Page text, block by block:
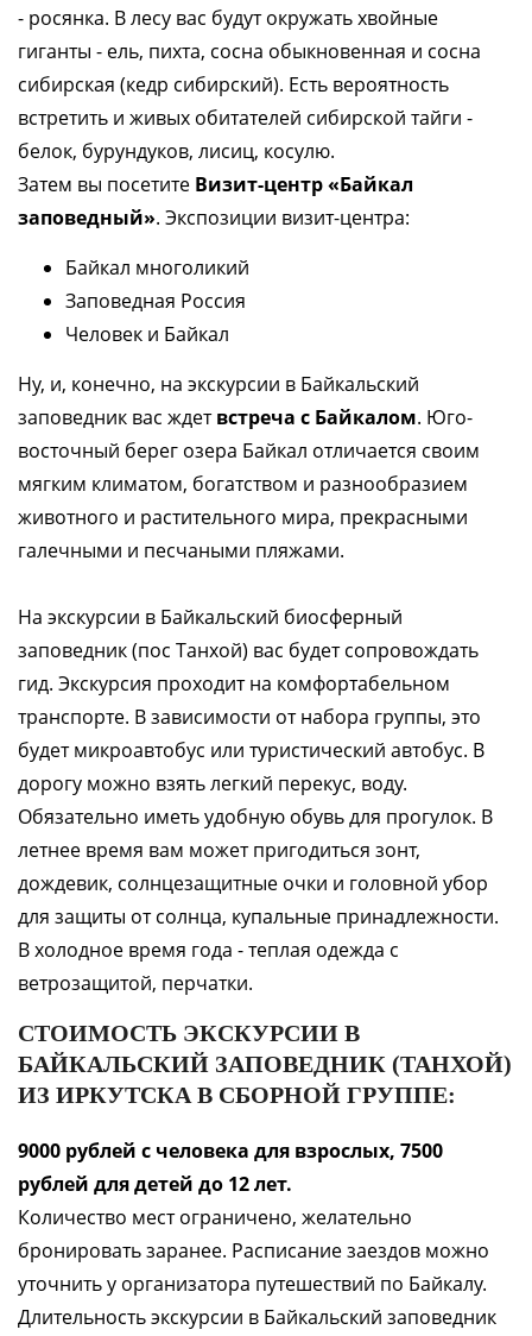
- росянка. В лесу вас будут окружать хвойные
гиганты - ель, пихта, сосна обыкновенная и сосна
сибирская (кедр сибирский). Есть вероятность
встретить и живых обитателей сибирской тайги -
белок, бурундуков, лисиц, косулю.
Затем вы посетите Визит-центр «Байкал
заповедный». Экспозиции визит-центра:
Байкал многоликий
Заповедная Россия
Человек и Байкал
Ну, и, конечно, на экскурсии в Байкальский
заповедник вас ждетвстреча с Байкалом. Юго-
восточный берег озера Байкал отличается своим
мягким климатом, богатством и разнообразием
животного и растительного мира, прекрасными
галечными и песчаными пляжами.
На экскурсии в Байкальский биосферный
заповедник (пос Танхой) вас будет сопровождать
гид. Экскурсия проходит на комфортабельном
транспорте. В зависимости от набора группы, это
будет микроавтобус или туристический автобус. В
дорогу можно взять легкий перекус, воду.
Обязательно иметь удобную обувь для прогулок. В
летнее время вам может пригодиться зонт,
дождевик, солнцезащитные очки и головной убор
для защиты от солнца, купальные принадлежности.
В холодное время года - теплая одежда с
ветрозащитой, перчатки.
СТОИМОСТЬ ЭКСКУРСИИ В
БАЙКАЛЬСКИЙ ЗАПОВЕДНИК (ТАНХОЙ)
ИЗ ИРКУТСКА В СБОРНОЙ ГРУППЕ:
9000 рублей с человека для взрослых, 7500
рублей для детей до 12 лет.
Количество мест ограничено, желательно
бронировать заранее. Расписание заездов можно
уточнить у организатора путешествий по Байкалу.
Длительность экскурсии в Байкальский заповедник